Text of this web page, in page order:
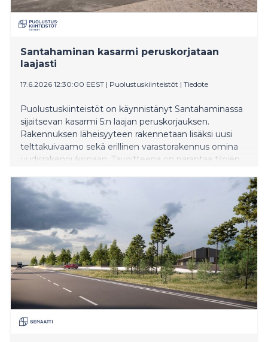
Santahaminan kasarmi peruskorjataan
laajasti
17.6.2026 12:30:00 EEST | Puolustuskiinteistöt | Tiedote
Puolustuskiinteistöt on käynnistänyt Santahaminassa
sijaitsevan kasarmi 5:n laajan peruskorjauksen.
Rakennuksen läheisyyteen rakennetaan lisäksi uusi
telttakuivaamo sekä erillinen varastorakennus omina
uudisrakennuksinaan. Tavoitteena on parantaa tilojen
varmistaa nykyaikaiset palvelusolosuhteet.